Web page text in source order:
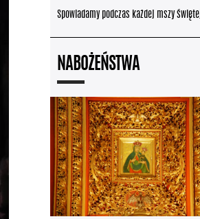
Spowiadamy podczas każdej mszy
NABOŻEŃSTWA